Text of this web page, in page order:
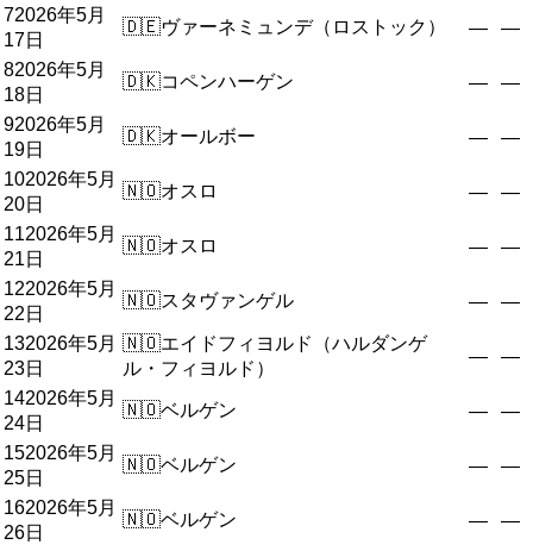
72026年5月
17日
🇩🇪ヴァーネミュンデ（ロストック） — —
82026年5月
18日
🇩🇰コペンハーゲン — —
92026年5月
19日
🇩🇰オールボー — —
102026年5月
20日
🇳🇴オスロ — —
112026年5月
21日
🇳🇴オスロ — —
122026年5月
22日
🇳🇴スタヴァンゲル — —
132026年5月
23日
🇳🇴エイドフィヨルド（ハルダンゲ
ル・フィヨルド）
— —
142026年5月
24日
🇳🇴ベルゲン — —
152026年5月
25日
🇳🇴ベルゲン — —
162026年5月
26日
🇳🇴ベルゲン — —